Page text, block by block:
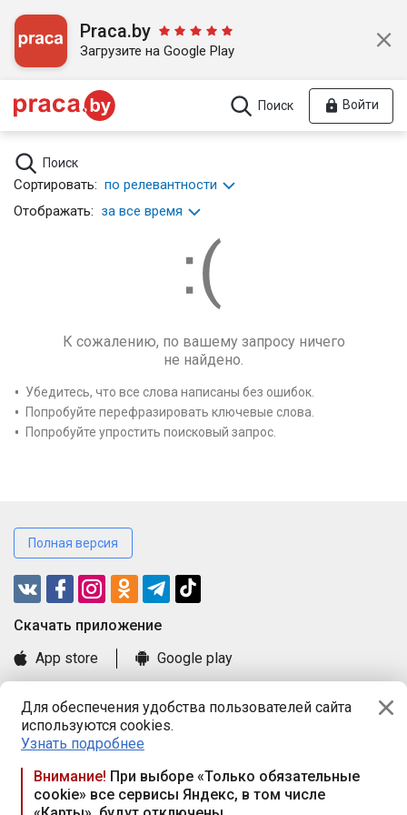
Для обеспечения удобства пользователей сайта
используются cookies.
Узнать подробнее
Внимание! При выборе «Только обязательные
cookie» все сервисы Яндекс, в том числе
Praca.by
Загрузите на Google Play
Поиск Войти
Поиск
Сортировать: по релевантности
Отображать: за все время
К сожалению, по вашему запросу ничего
не найдено.
Убедитесь, что все слова написаны без ошибок.
Попробуйте перефразировать ключевые слова.
Попробуйте упростить поисковый запрос.
Полная версия
Cкачать приложение
App store
Google play
Книга замечаний и предложений
Правила и документы
Praca.by © 2000—2026, ООО «ПРАЦА БАЙ»
Республика Беларусь, 220114, г. Минск, пр-т Независимости
117а, пом. № 9.